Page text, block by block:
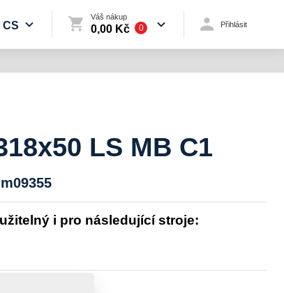
CS
Váš nákup
0,00 Kč 0 Přihlásit
LS MB C1
m09355
i pro následující stroje: